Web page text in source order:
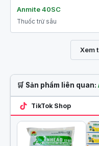
Anmite 40SC
Thuốc trừ sâu
Xem
🛒 Sản phẩm liên quan:
TikTok Shop